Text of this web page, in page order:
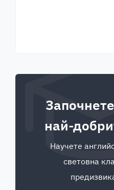
най-
Научете
световна